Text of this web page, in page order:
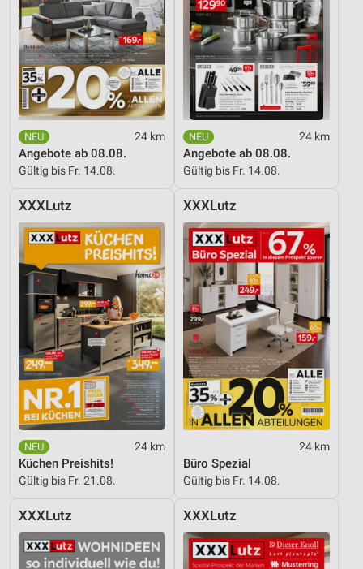
24 km
Angebote ab 08.08.
Gültig bis Fr. 14.08.
24 km
Angebote ab 08.08.
Gültig bis Fr. 14.08.
XXXLutz
24 km
Küchen Preishits!
Gültig bis Fr. 21.08.
XXXLutz
24 km
Büro Spezial
Gültig bis Fr. 14.08.
XXXLutz XXXLutz